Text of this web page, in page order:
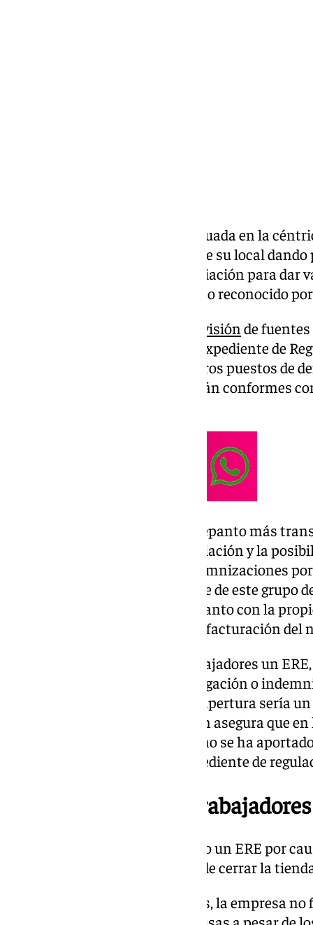
La mítica cafetería Lepanto, situada en la
de agosto que echaría el cierre de su local
partir de ahí se abrió una negociación para dar
trabajadores del establecimiento reconocido
101 Televisión de
opciones son un posible ERE (Expediente de
posibilidad de reubicarlos en otros puestos de
cambio, los trabajadores no están conformes
Estos reclaman a la empresa Lepanto más
documentos dentro de la negociación y la
subrogación o quizás unas indemnizaciones
Luis Moreno es el representante de este grupo
va a romper un contrato de Lepanto con la
cuenta con 17 años de vigor y la facturación del
«La empresa propone a los trabajadores un
afectados que exigen una subrogación o
improcedente, ya que la nueva apertura sería
según nos reitera Moreno, quien asegura que
entre trabajadores y empresa «no se ha
requerida que justifique un expediente de
Comunicado de los trabajadores
1. Que la empresa ha presentado un ERE por
organizativas con el propósito de cerrar la
2. Que después de dos reuniones, la empresa